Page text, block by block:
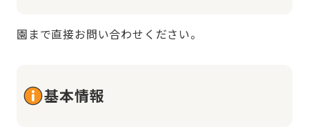
園まで直接お問い合わせください。
基本情報